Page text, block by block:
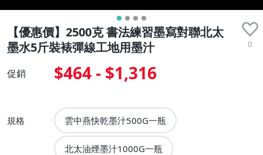
【優惠價】2500克 書法練習墨寫對聯北太
墨水5斤裝裱彈線工地用墨汁
0
促銷 $464 - $1,316
規格 雲中燕快乾墨汁500G一瓶
北太油煙墨汁1000G一瓶